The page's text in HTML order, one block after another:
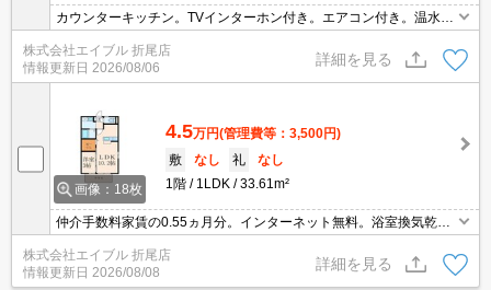
カウンターキッチン。TVインターホン付き。エアコン付き。温水洗
株式会社エイブル 折尾店
情報更新日 2026/08/06
詳細を見る
画像：18枚
4.5万円(管理費等：3,500円)
敷
なし 礼
なし
1階
1LDK 33.61m²
仲介手数料家賃の0.55ヵ月分。インターネット無料。浴室換気乾燥
ウォークインクローゼット付き。追焚給湯。シャワー付独立洗面
台。
株式会社エイブル 折尾店
情報更新日 2026/08/08
詳細を見る